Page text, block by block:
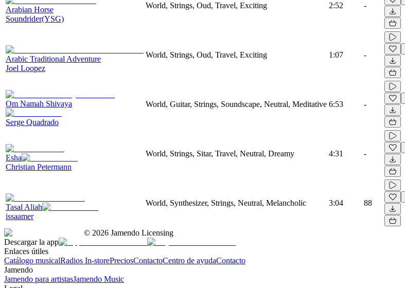
Arabian Horse
Soundrider(YSG)
World, Strings, Oud, Travel, Exciting 2:52 -
Arabic Traditional Adventure
Joel Loopez
World, Strings, Oud, Travel, Exciting 1:07 -
Om Namah Shivaya
Serge Quadrado
World, Guitar, Strings, Soundscape, Neutral, Meditative 6:53 -
Esha
Christian Petermann
World, Strings, Sitar, Travel, Neutral, Dreamy 4:31 -
Tasal Aliah
issaamer
World, Synthesizer, Strings, Neutral, Melancholic 3:04 88
© 2026 Jamendo Licensing
Descargar la app
Enlaces útiles
Catálogo musicalRadios In-storePreciosContactoCentro de ayudaContacto
Jamendo
Jamendo para artistasJamendo Music